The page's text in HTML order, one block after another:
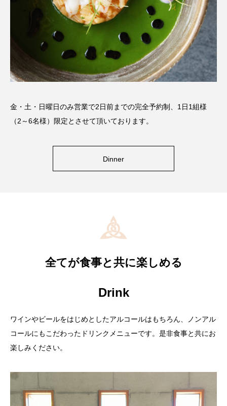
金・土・日曜日のみ営業で2日前までの完全予約制、1日1組様
（2～6名様）限定とさせて頂いております。
Dinner
全てが食事と共に楽しめる
Drink
ワインやビールをはじめとしたアルコールはもちろん、ノンアル
コールにもこだわったドリンクメニューです。是非食事と共にお
楽しみください。